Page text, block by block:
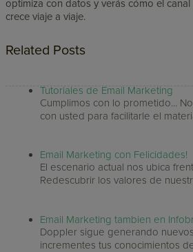
optimiza con datos y verás cómo el
crece viaje a viaje.
Related Posts
Tutoriales de Email Marketing
Cumplimos con lo prometido...
con usted para facilitarle el
Email Marketing con Felicidades!
El escenario actual nos ubica
Redescubrir los valores de
Email Marketing tambien en
Doppler sigue generando
incrementes tus conocimientos